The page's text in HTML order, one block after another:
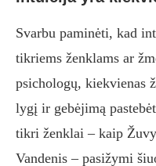
Svarbu paminėti, kad
tikriems ženklams ar
psichologų, kiekvienas
lygį ir gebėjimą
tikri ženklai – kaip
Vandenis – pasižymi